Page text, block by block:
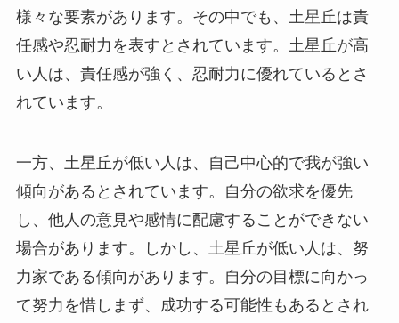
様々な要素があります。その中でも、土星丘は責
任感や忍耐力を表すとされています。土星丘が高
い人は、責任感が強く、忍耐力に優れているとさ
れています。
一方、土星丘が低い人は、自己中心的で我が強い
傾向があるとされています。自分の欲求を優先
し、他人の意見や感情に配慮することができない
場合があります。しかし、土星丘が低い人は、努
力家である傾向があります。自分の目標に向かっ
て努力を惜しまず、成功する可能性もあるとされ